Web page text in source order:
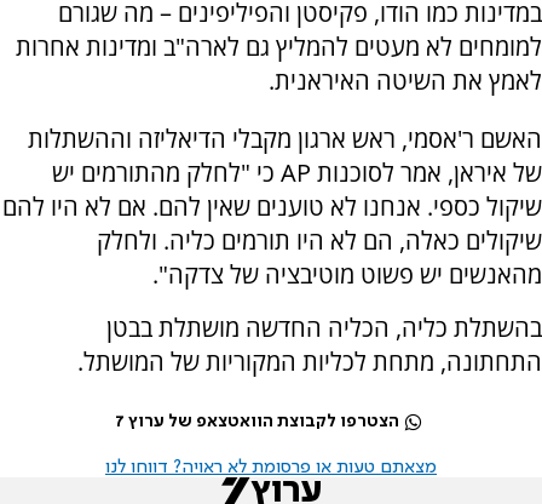
במדינות כמו הודו, פקיסטן והפיליפינים – מה שגורם
למומחים לא מעטים להמליץ גם לארה"ב ומדינות אחרות
לאמץ את השיטה האיראנית.
האשם ר'אסמי, ראש ארגון מקבלי הדיאליזה וההשתלות
של איראן, אמר לסוכנות AP כי "לחלק מהתורמים יש
שיקול כספי. אנחנו לא טוענים שאין להם. אם לא היו להם
שיקולים כאלה, הם לא היו תורמים כליה. ולחלק
מהאנשים יש פשוט מוטיבציה של צדקה".
בהשתלת כליה, הכליה החדשה מושתלת בבטן
התחתונה, מתחת לכליות המקוריות של המושתל.
הצטרפו לקבוצת הוואטצאפ של ערוץ 7
מצאתם טעות או פרסומת לא ראויה? דווחו לנו